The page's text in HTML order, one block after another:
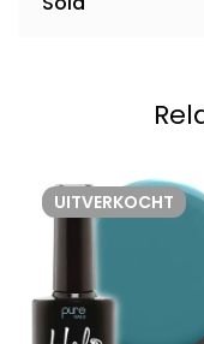
UITVERKOCHT